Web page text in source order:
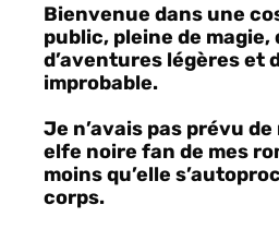
Bienvenue dans une
public, pleine de magie,
d’aventures légères et
improbable.
Je n’avais pas prévu
elfe noire fan de mes
moins qu’elle
corps.